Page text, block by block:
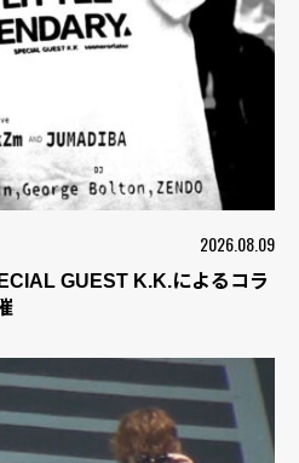
2026.08.09
GUEST K.K.によるコラ